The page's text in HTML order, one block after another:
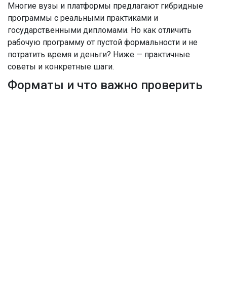
Многие вузы и платформы предлагают гибридные
программы с реальными практиками и
государственными дипломами. Но как отличить
рабочую программу от пустой формальности и не
потратить время и деньги? Ниже — практичные
советы и конкретные шаги.
Форматы и что важно проверить